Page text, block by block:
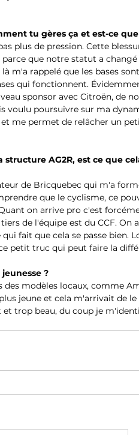
tu gères ça et est-ce
plus de pression. Cette
parce que notre statut a
m'a rappelé que les bases
qui fonctionnent.
sponsor avec Citroën, de
voulu poursuivre sur ma
me permet de relâcher un
AG2R, est ce que
de Bricquebec qui m'a
que le cyclisme, ce
on arrive pro c'est
de l'équipe est du CCF. On
fait que cela se passe bien.
petit truc qui peut faire la
?
modèles locaux, comme
jeune et cela m'arrivait de
trop beau, du coup je